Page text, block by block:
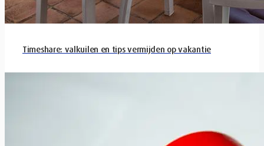
Timeshare: valkuilen en tips vermijden op vakantie